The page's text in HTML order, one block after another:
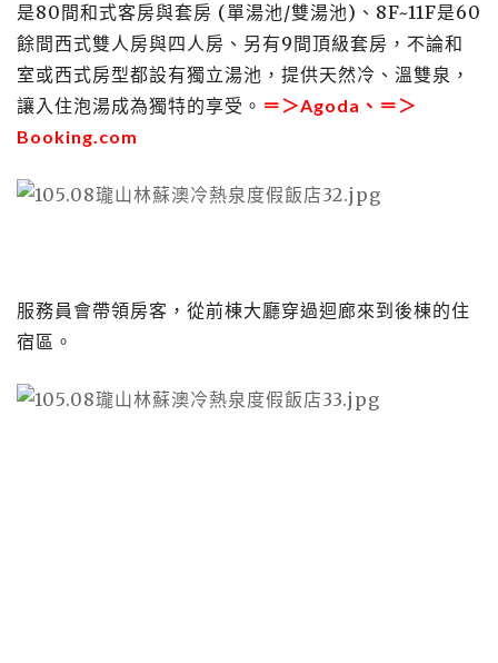
是80間和式客房與套房 (單湯池/雙湯池)、8F~11F是60
餘間西式雙人房與四人房、另有9間頂級套房，不論和
室或西式房型都設有獨立湯池，提供天然冷、溫雙泉，
讓入住泡湯成為獨特的享受。 ＝＞Agoda 、＝＞
Booking.com
服務員會帶領房客，從前棟大廳穿過迴廊來到後棟的住
宿區。